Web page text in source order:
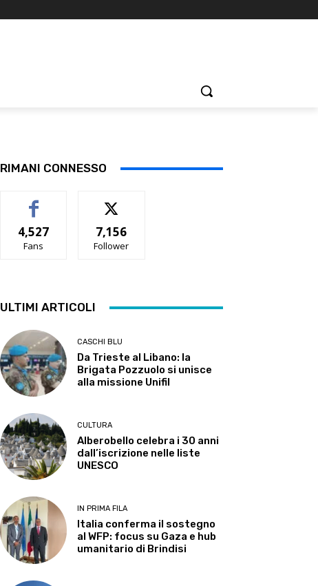
RIMANI CONNESSO
4,527
Fans
7,156
Follower
ULTIMI ARTICOLI
CASCHI BLU
Da Trieste al Libano: la
Brigata Pozzuolo si unisce
alla missione Unifil
CULTURA
Alberobello celebra i 30 anni
dall’iscrizione nelle liste
UNESCO
IN PRIMA FILA
Italia conferma il sostegno
al WFP: focus su Gaza e hub
umanitario di Brindisi